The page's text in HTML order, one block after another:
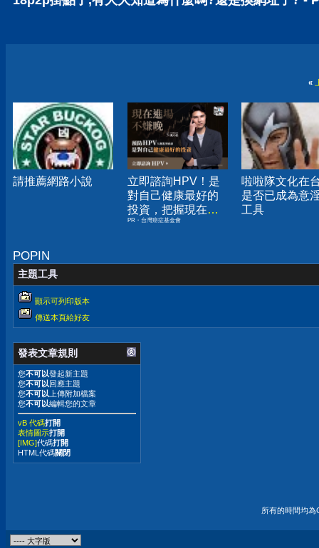
«
請推薦網路小說
立即諮詢HPV！是
對自己健康最好的
投資，把握現在不
嫌晚！
PR・台灣癌症基金會
啦啦隊文化在
是否已成為意
工具
POPIN
主題工具
顯示可列印版本
傳送本頁給好友
發表文章規則
您不可以發起新主題
您不可以回應主題
您不可以 上傳附加檔案
您不可以編輯您的文章
vB 代碼打開
表情圖示打開
[IMG]代碼打開
HTML代碼關閉
所有的時間均為